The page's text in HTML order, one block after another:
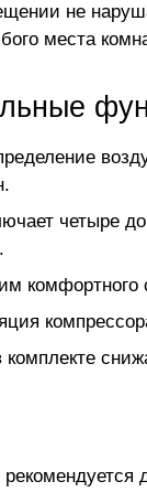
не
места
четыре
комфортного
комплекте